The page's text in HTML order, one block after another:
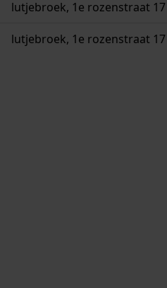
lutjebroek, 1e rozenstraat 17
lutjebroek, 1e rozenstraat 17